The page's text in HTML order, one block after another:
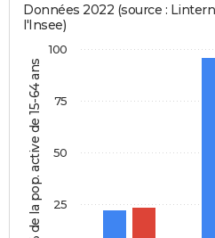
% de la pop. active de 15-64 ans
Données 2022 (source :
l'Insee)
25
50
75
100